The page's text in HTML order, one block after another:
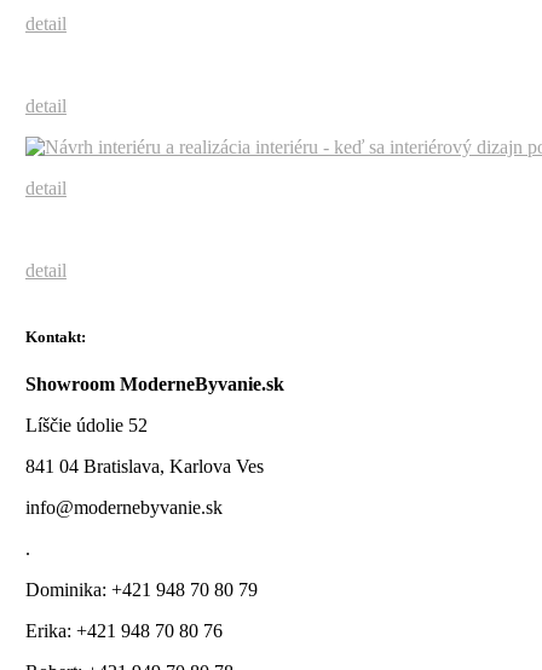
detail
detail
detail
detail
Kontakt:
Showroom ModerneByvanie.sk
Líščie údolie 52
841 04 Bratislava, Karlova Ves
info@modernebyvanie.sk
.
Dominika: +421 948 70 80 79
Erika: +421 948 70 80 76